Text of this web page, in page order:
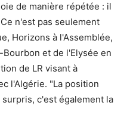
de manière répétée : il
n'est pas seulement
Horizons à l'Assemblée,
et de l'Elysée en
de LR visant à
l'Algérie. "La position
c'est également la